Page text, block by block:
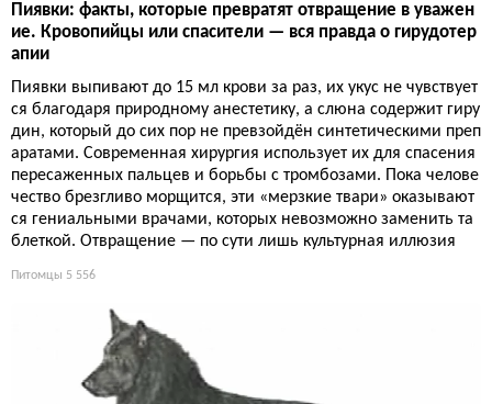
Пиявки: факты, которые превратят отвращение в уважен
ие. Кровопийцы или спасители — вся правда о гирудотер
апии
Пиявки выпивают до 15 мл крови за раз, их укус не чувствует
ся благодаря природному анестетику, а слюна содержит гиру
дин, который до сих пор не превзойдён синтетическими преп
аратами. Современная хирургия использует их для спасения
пересаженных пальцев и борьбы с тромбозами. Пока челове
чество брезгливо морщится, эти «мерзкие твари» оказывают
ся гениальными врачами, которых невозможно заменить та
блеткой. Отвращение — по сути лишь культурная иллюзия
Питомцы 5 556